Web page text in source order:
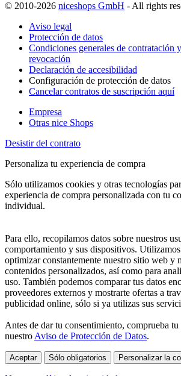
© 2010-2026 niceshops GmbH - All rights
Aviso legal
Protección de datos
Condiciones generales de contratación
revocación
Declaración de accesibilidad
Configuración de protección de datos
Cancelar contratos de suscripción aquí
Empresa
Otras nice Shops
Desistir del contrato
Personaliza tu experiencia de compra
Sólo utilizamos cookies y otras tecnologías
experiencia de compra personalizada con tu
individual.
Para ello, recopilamos datos sobre nuestros
comportamiento y sus dispositivos. Utilizamos
optimizar constantemente nuestro sitio web y
contenidos personalizados, así como para
uso. También podemos comparar tus datos
proveedores externos y mostrarte ofertas a
publicidad online, sólo si ya utilizas sus
Antes de dar tu consentimiento, comprueba
nuestro Aviso de Protección de Datos.
Aceptar Sólo obligatorios Personalizar la